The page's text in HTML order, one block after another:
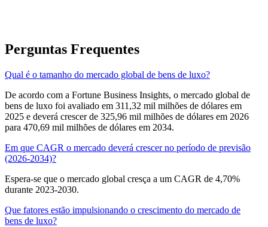
Perguntas Frequentes
Qual é o tamanho do mercado global de bens de luxo?
De acordo com a Fortune Business Insights, o mercado global de
bens de luxo foi avaliado em 311,32 mil milhões de dólares em
2025 e deverá crescer de 325,96 mil milhões de dólares em 2026
para 470,69 mil milhões de dólares em 2034.
Em que CAGR o mercado deverá crescer no período de previsão
(2026-2034)?
Espera-se que o mercado global cresça a um CAGR de 4,70%
durante 2023-2030.
Que fatores estão impulsionando o crescimento do mercado de
bens de luxo?